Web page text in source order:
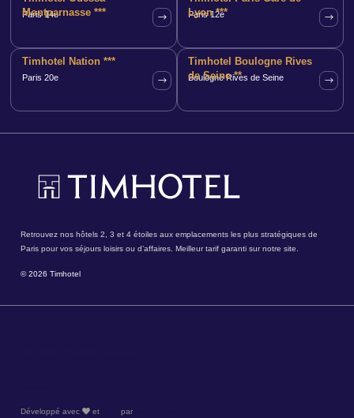
Montparnasse ***
Paris 14e
Lyon ***
Paris 12e
Timhotel Nation ***
Paris 20e
Timhotel Boulogne Rives
de Seine **
Boulogne Rives de Seine
Retrouvez nos hôtels 2, 3 et 4 étoiles aux emplacements les plus stratégiques de
Paris pour vos séjours loisirs ou d’affaires. Meilleur tarif garanti sur notre site.
© 2026 Timhotel
Développé avec et par